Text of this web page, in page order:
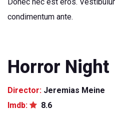
condimentum ante.
Horror Night
Director: Jeremias Meine
Imdb:
8.6